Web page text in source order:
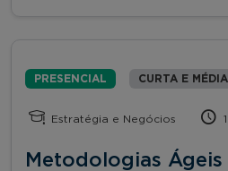
PRESENCIAL CURTA E
Estratégia e Negócios
Metodologias Ágeis